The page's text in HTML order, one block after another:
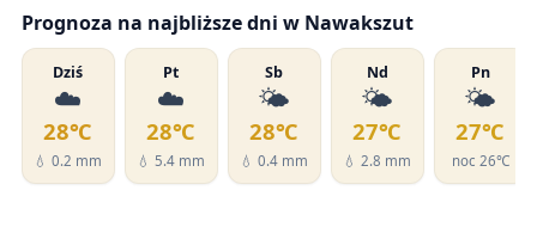
Prognoza na najbliższe dni w Nawakszut
Dziś
☁️
28℃
💧 0.2 mm
Pt
☁️
28℃
💧 5.4 mm
Sb
🌤️
28℃
💧 0.4 mm
Nd
🌤️
27℃
💧 2.8 mm
Pn
🌤️
27℃
noc 26℃